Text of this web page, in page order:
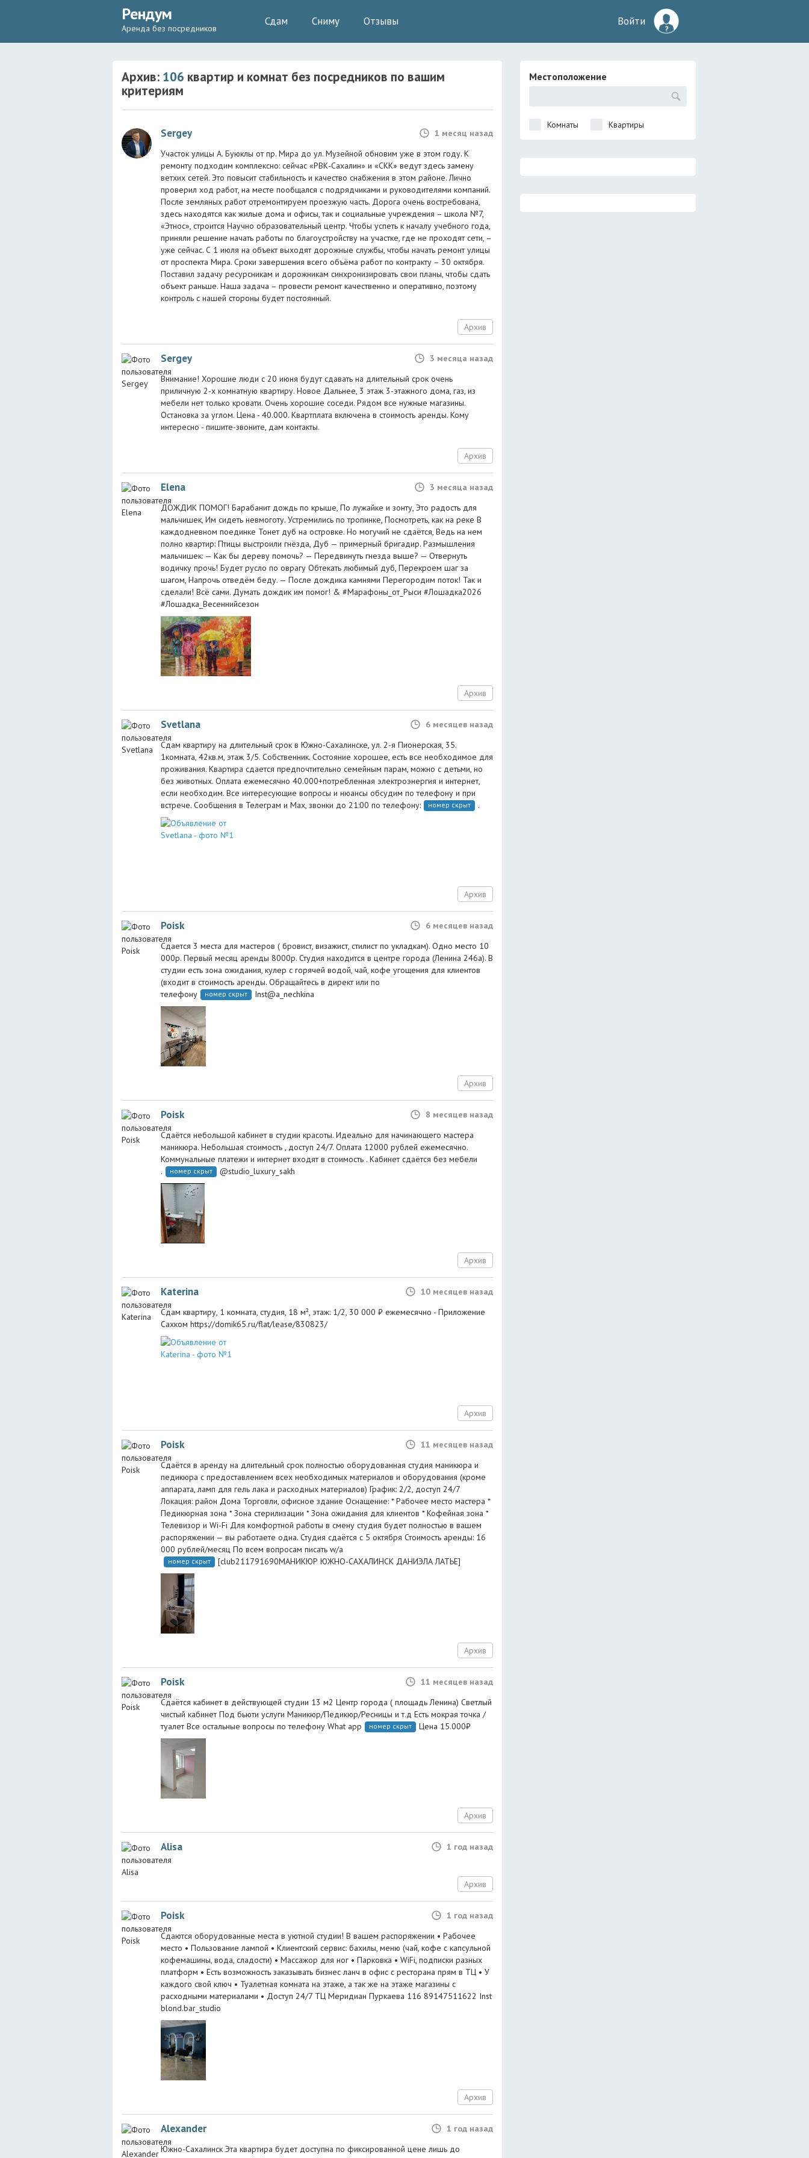
Рендум
Аренда без посредников
Сдам Сниму Отзывы Войти
Архив: 106 квартир и комнат без посредников по вашим
критериям
Sergey
1 месяц назад
Участок улицы А. Буюклы от пр. Мира до ул. Музейной обновим уже в этом году. К
ремонту подходим комплексно: сейчас «РВК-Сахалин» и «СКК» ведут здесь замену
ветхих сетей. Это повысит стабильность и качество снабжения в этом районе. Лично
проверил ход работ, на месте пообщался с подрядчиками и руководителями компаний.
После земляных работ отремонтируем проезжую часть. Дорога очень востребована,
здесь находятся как жилые дома и офисы, так и социальные учреждения – школа №7,
«Этнос», строится Научно образовательный центр. Чтобы успеть к началу учебного года,
приняли решение начать работы по благоустройству на участке, где не проходят сети, –
уже сейчас. С 1 июля на объект выходят дорожные службы, чтобы начать ремонт улицы
от проспекта Мира. Сроки завершения всего объёма работ по контракту – 30 октября.
Поставил задачу ресурсникам и дорожникам синхронизировать свои планы, чтобы сдать
объект раньше. Наша задача – провести ремонт качественно и оперативно, поэтому
контроль с нашей стороны будет постоянный.
Архив
Sergey
3 месяца назад
Внимание! Хорошие люди с 20 июня будут сдавать на длительный срок очень
приличную 2-х комнатную квартиру. Новое Дальнее, 3 этаж 3-этажного дома, газ, из
мебели нет только кровати. Очень хорошие соседи. Рядом все нужные магазины.
Остановка за углом. Цена - 40.000. Квартплата включена в стоимость аренды. Кому
интересно - пишите-звоните, дам контакты.
Архив
Elena
3 месяца назад
ДОЖДИК ПОМОГ! Барабанит дождь по крыше, По лужайке и зонту, Это радость для
мальчишек, Им сидеть невмоготу. Устремились по тропинке, Посмотреть, как на реке В
каждодневном поединке Тонет дуб на островке. Но могучий не сдаётся, Ведь на нем
полно квартир: Птицы выстроили гнёзда, Дуб — примерный бригадир. Размышления
мальчишек: — Как бы дереву помочь? — Передвинуть гнезда выше? — Отвернуть
водичку прочь! Будет русло по оврагу Обтекать любимый дуб, Перекроем шаг за
шагом, Напрочь отведём беду. — После дождика камнями Перегородим поток! Так и
сделали! Всё сами. Думать дождик им помог! & #Марафоны_от_Рыси #Лошадка2026
#Лошадка_Весеннийсезон
Архив
Svetlana
6 месяцев назад
Сдам квартиру на длительный срок в Южно-Сахалинске, ул. 2-я Пионерская, 35.
1комната, 42кв.м, этаж 3/5. Собственник. Состояние хорошее, есть все необходимое для
проживания. Квартира сдается предпочтительно семейным парам, можно с детьми, но
без животных. Оплата ежемесячно 40.000+потребленная электроэнергия и интернет,
если необходим. Все интересующие вопросы и нюансы обсудим по телефону и при
встрече. Сообщения в Телеграм и Мах, звонки до 21:00 по телефону:
номер скрыт .
Архив
Poisk
6 месяцев назад
Сдается 3 места для мастеров ( бровист, визажист, стилист по укладкам). Одно место 10
000р. Первый месяц аренды 8000р. Студия находится в центре города (Ленина 246а). В
студии есть зона ожидания, кулер с горячей водой, чай, кофе угощения для клиентов
(входит в стоимость аренды. Обращайтесь в директ или по
телефону
номер скрыт Inst@a_nechkina
Архив
Poisk
8 месяцев назад
Сдаётся небольшой кабинет в студии красоты. Идеально для начинающего мастера
маникюра. Небольшая стоимость , доступ 24/7. Оплата 12000 рублей ежемесячно.
Коммунальные платежи и интернет входят в стоимость . Кабинет сдаётся без мебели
.
номер скрыт @studio_luxury_sakh
Архив
Katerina
10 месяцев назад
Сдам квартиру, 1 комната, студия, 18 м², этаж: 1/2, 30 000 ₽ ежемесячно - Приложение
Сахком https://domik65.ru/flat/lease/830823/
Архив
Poisk
11 месяцев назад
Сдаётся в аренду на длительный срок полностью оборудованная студия маникюра и
педикюра с предоставлением всех необходимых материалов и оборудования (кроме
аппарата, ламп для гель лака и расходных материалов) График: 2/2, доступ 24/7
Локация: район Дома Торговли, офисное здание Оснащение: * Рабочее место мастера *
Педикюрная зона * Зона стерилизации * Зона ожидания для клиентов * Кофейная зона *
Телевизор и Wi-Fi Для комфортной работы в смену студия будет полностью в вашем
распоряжении — вы работаете одна. Студия сдаётся с 5 октября Стоимость аренды: 16
000 рублей/месяц По всем вопросам писать w/a
номер скрыт [club211791690МАНИКЮР ЮЖНО-САХАЛИНСК ДАНИЭЛА ЛАТЬЕ]
Архив
Poisk
11 месяцев назад
Сдаётся кабинет в действующей студии 13 м2 Центр города ( площадь Ленина) Светлый
чистый кабинет Под бьюти услуги Маникюр/Педикюр/Ресницы и т.д Есть мокрая точка /
туалет Все остальные вопросы по телефону What app
номер скрыт Цена 15.000₽
Архив
Alisa 1 год назад
Архив
Poisk
1 год назад
Сдаются оборудованные места в уютной студии! В вашем распоряжении • Рабочее
место • ⁠Пользование лампой • Клиентский сервис: бахилы, меню (чай, кофе с капсульной
кофемашины, вода, сладости) • Массажор для ног • Парковка • WiFi, подписки разных
платформ • Есть возможность заказывать бизнес ланч в офис с ресторана прям в ТЦ • У
каждого свой ключ • Туалетная комната на этаже, а так же на этаже магазины с
расходными материалами • Доступ 24/7 ТЦ Меридиан Пуркаева 116 89147511622 Inst
blond.bar_studio
Архив
Alexander
1 год назад
Южно-Сахалинск Эта квартирa будет доступна по фиксированной цене лишь до
Местоположение
Комнаты Квартиры